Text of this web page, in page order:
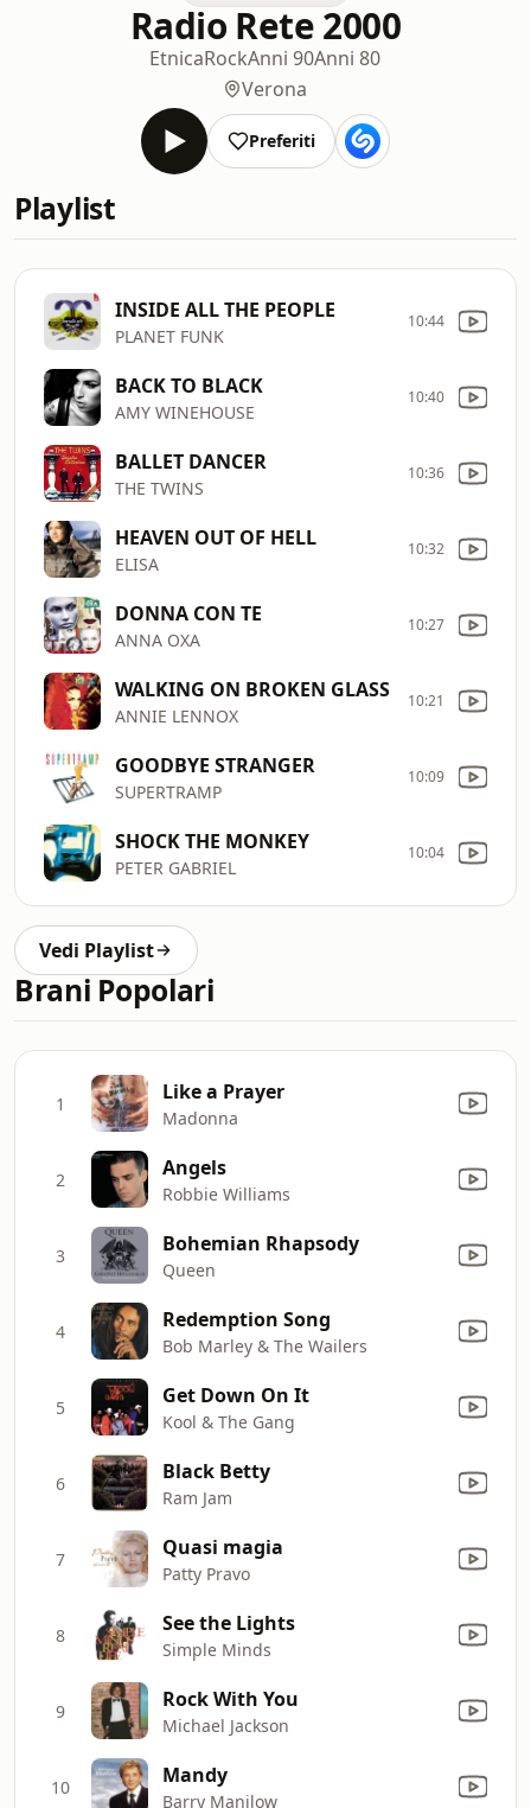
Radio Rete 2000
EtnicaRockAnni 90Anni 80
Verona
Preferiti
Playlist
INSIDE ALL THE PEOPLE
PLANET FUNK
10:44
BACK TO BLACK
AMY WINEHOUSE
10:40
BALLET DANCER
THE TWINS
10:36
HEAVEN OUT OF HELL
ELISA
10:32
DONNA CON TE
ANNA OXA
10:27
WALKING ON BROKEN GLASS
ANNIE LENNOX
10:21
GOODBYE STRANGER
SUPERTRAMP
10:09
SHOCK THE MONKEY
PETER GABRIEL
10:04
Vedi Playlist
Brani Popolari
1 Like a Prayer
Madonna
2 Angels
Robbie Williams
3 Bohemian Rhapsody
Queen
4 Redemption Song
Bob Marley & The Wailers
5 Get Down On It
Kool & The Gang
6 Black Betty
Ram Jam
7 Quasi magia
Patty Pravo
8 See the Lights
Simple Minds
9 Rock With You
Michael Jackson
10 Mandy
Barry Manilow